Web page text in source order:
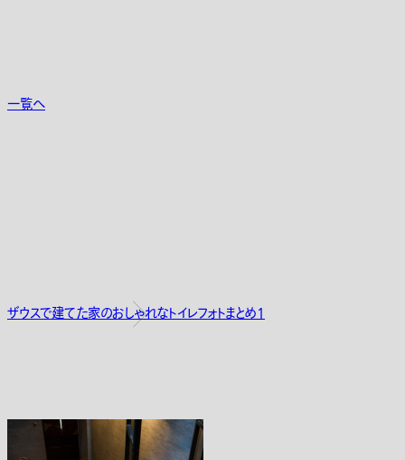
一覧へ
ザウスで建てた家のおしゃれなトイレフォトまとめ1